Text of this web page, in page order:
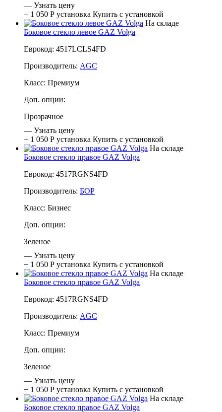
— Узнать цену
+ 1 050 Р установка Купить с установкой
На складе
Боковое стекло левое GAZ Volga
Еврокод: 4517LCLS4FD
Производитель: AGC
Класс: Премиум
Доп. опции:
Прозрачное
— Узнать цену
+ 1 050 Р установка Купить с установкой
На складе
Боковое стекло правое GAZ Volga
Еврокод: 4517RGNS4FD
Производитель: БОР
Класс: Бизнес
Доп. опции:
Зеленое
— Узнать цену
+ 1 050 Р установка Купить с установкой
На складе
Боковое стекло правое GAZ Volga
Еврокод: 4517RGNS4FD
Производитель: AGC
Класс: Премиум
Доп. опции:
Зеленое
— Узнать цену
+ 1 050 Р установка Купить с установкой
На складе
Боковое стекло правое GAZ Volga